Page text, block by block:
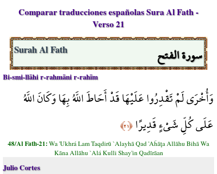
Comparar traducciones españolas Sura Al Fath -
Verso 21
سورة الفتح Surah Al Fath
Bi-smi-llāhi r-rahmāni r-rahīm
وَأُخْرَى لَمْ تَقْدِرُوا عَلَيْهَا قَدْ أَحَاطَ اللَّهُ بِهَا وَكَانَ اللَّهُ
عَلَى كُلِّ شَيْءٍ قَدِيرًا﴿٢١﴾
48/Al Fath-21:Wa 'Ukhrá Lam Taqdirū `Alayhā Qad 'Aĥāţa Allāhu Bihā Wa
Kāna Allāhu `Alá Kulli Shay'in Qadīrāan
Julio Cortes